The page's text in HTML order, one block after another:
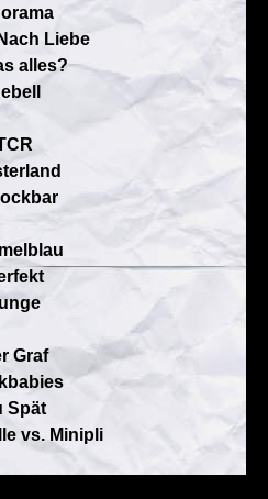
Liebe
alles?
Graf
Spät
vs. Minipli